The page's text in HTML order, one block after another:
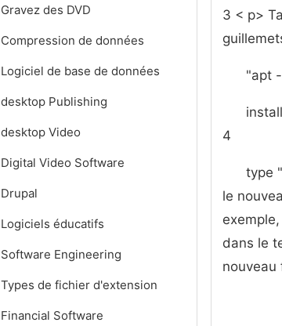
Gravez des DVD
Compression de données
Logiciel de base de données
desktop Publishing
desktop Video
Digital Video Software
Drupal
Logiciels éducatifs
Software Engineering
Types de fichier d'extension
Financial Software
3 < p>
"apt
4
type
le
dans le
nouveau